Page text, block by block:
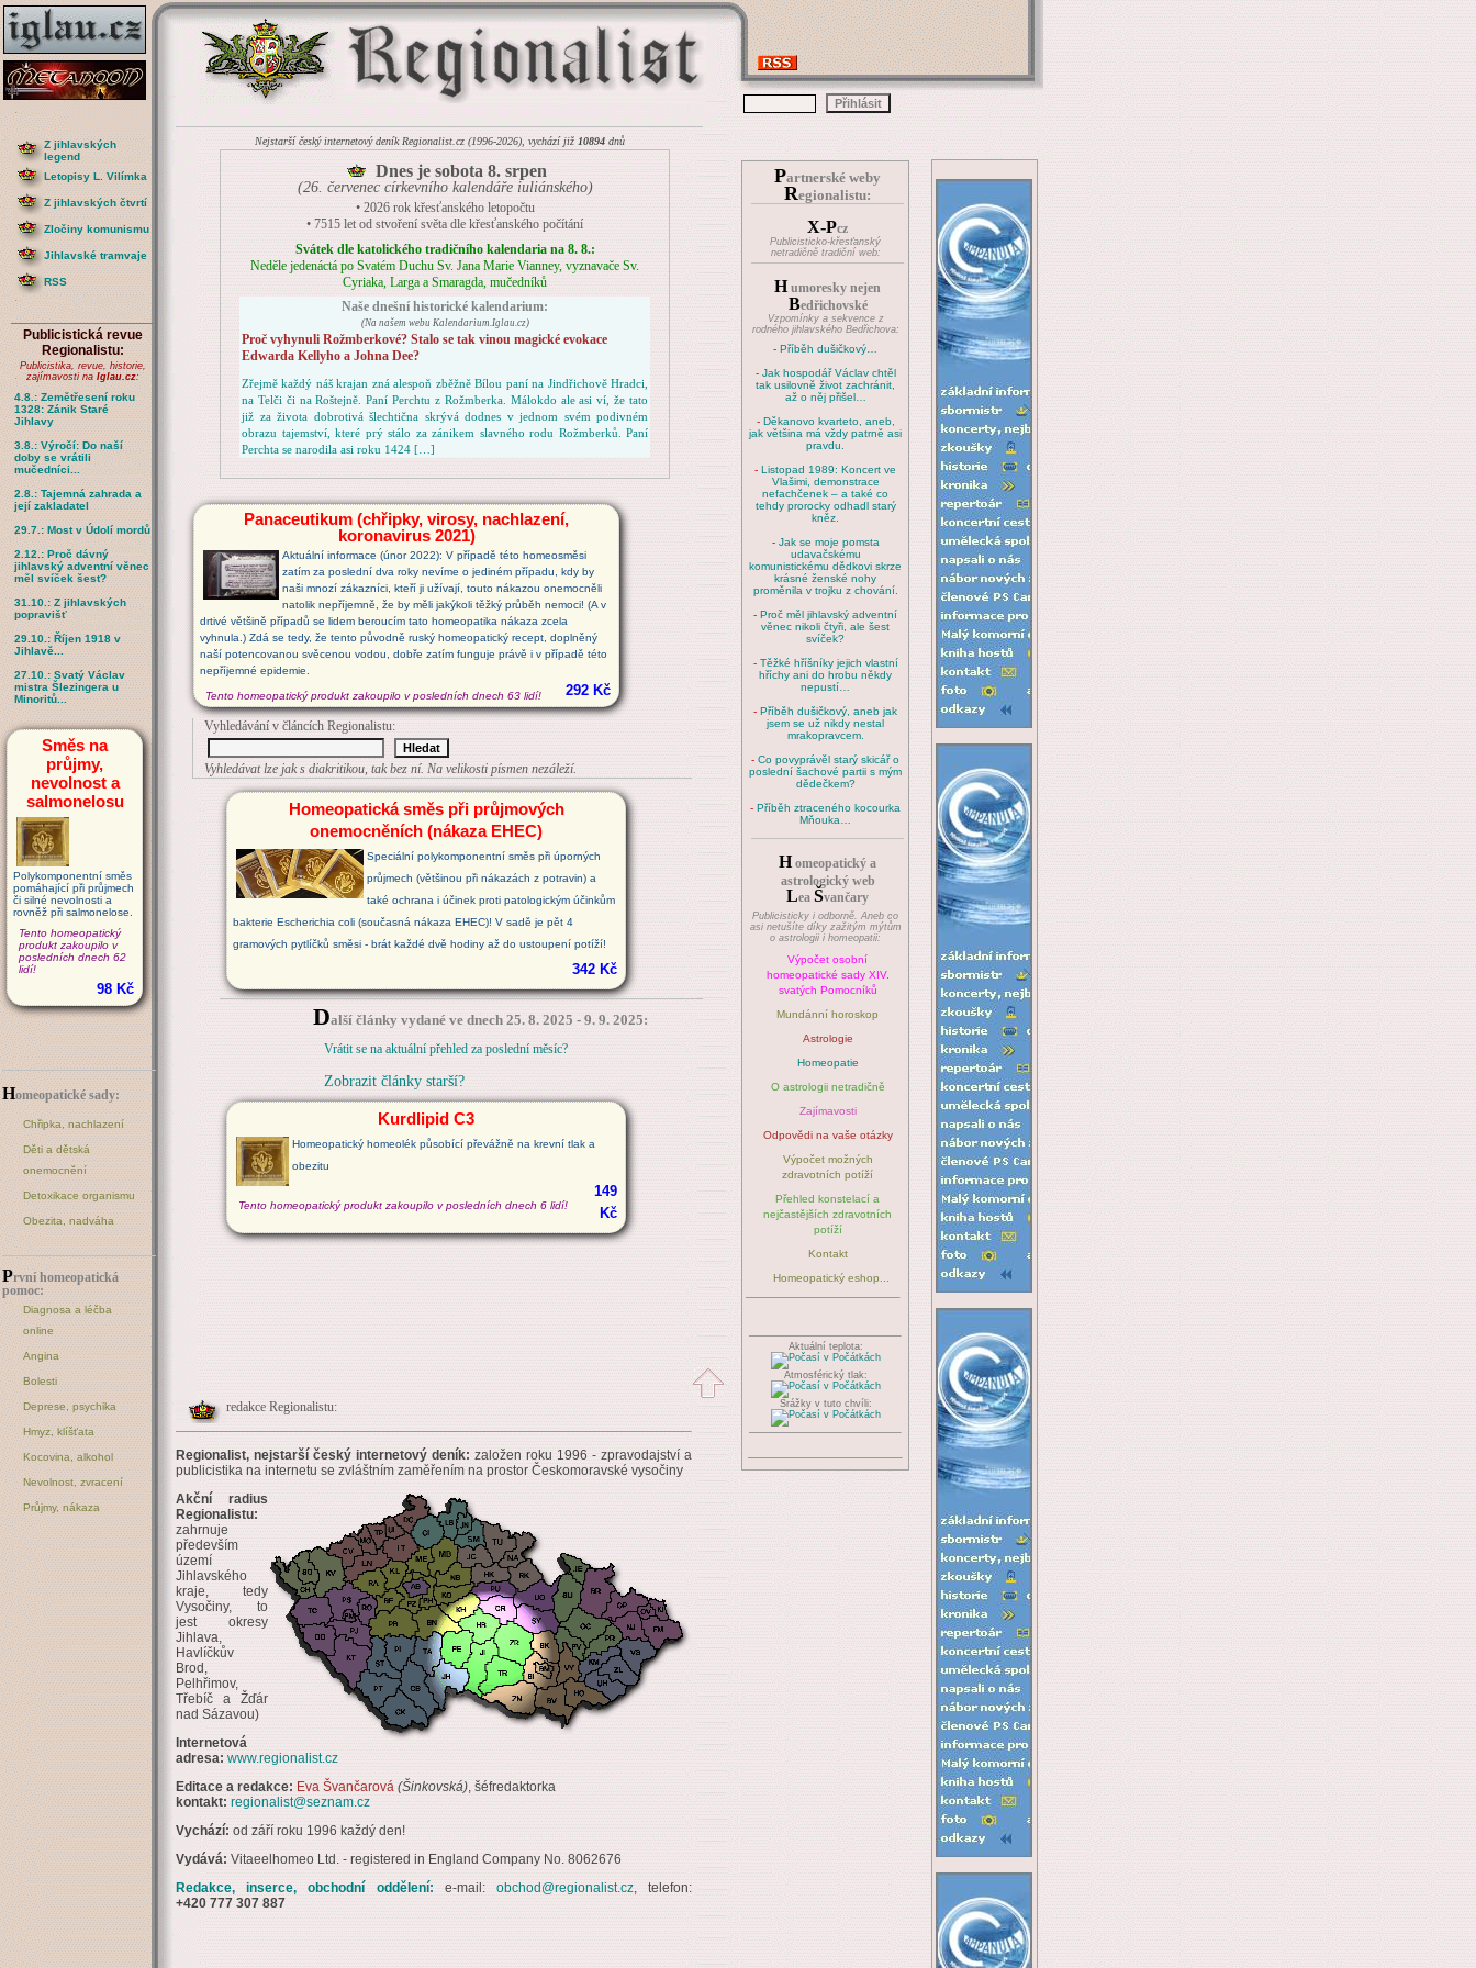
Nejstarší český internetový deník Regionalist.cz (1996-2026), vychází již 10894dnů
Dnes je sobota 8. srpen
(26. červenec církevního kalendáře iuliánského)
• 2026 rok křesťanského letopočtu
• 7515 let od stvoření světa dle křesťanského počítání
Svátek dle katolického tradičního kalendaria na 8. 8.:
Neděle jedenáctá po Svatém Duchu Sv. Jana Marie Vianney, vyznavače Sv.
Cyriaka, Larga a Smaragda, mučedníků
Naše dnešní historické kalendarium:
(Na našem webu Kalendarium.Iglau.cz)
Proč vyhynuli Rožmberkové? Stalo se tak vinou magické evokace
Edwarda Kellyho a Johna Dee?
Zřejmě každý náš krajan zná alespoň zběžně Bílou paní na Jindřichově Hradci,
na Telči či na Roštejně. Paní Perchtu z Rožmberka. Málokdo ale asi ví, že tato
již za života dobrotivá šlechtična skrývá dodnes v jednom svém podivném
obrazu tajemství, které prý stálo za zánikem slavného rodu Rožmberků. Paní
Perchta se narodila asi roku 1424 […]
Panaceutikum (chřipky, virosy, nachlazení,
koronavirus 2021)
Aktuální informace (únor 2022): V případě této homeosměsi
zatím za poslední dva roky nevíme o jediném případu, kdy by
naši mnozí zákazníci, kteří ji užívají, touto nákazou onemocněli
natolik nepříjemně, že by měli jakýkoli těžký průběh nemoci! (A v
drtivé většině případů se lidem beroucím tato homeopatika nákaza zcela
vyhnula.) Zdá se tedy, že tento původně ruský homeopatický recept, doplněný
naší potencovanou svěcenou vodou, dobře zatím funguje právě i v případě této
nepříjemné epidemie.
Tento homeopatický produkt zakoupilo v posledních dnech 63 lidí! 292 Kč
Vyhledávání v článcích Regionalistu:
Vyhledávat lze jak s diakritikou, tak bez ní. Na velikosti písmen nezáleží.
Homeopatická směs při průjmových
onemocněních (nákaza EHEC)
Speciální polykomponentní směs při úporných
průjmech (většinou při nákazách z potravin) a
také ochrana i účinek proti patologickým účinkům
bakterie Escherichia coli (současná nákaza EHEC)! V sadě je pět 4
gramových pytlíčků směsi - brát každé dvě hodiny až do ustoupení potíží!
342 Kč
Další články vydané ve dnech 25. 8. 2025 - 9. 9. 2025:
Vrátit se na aktuální přehled za poslední měsíc?
Zobrazit články starší?
Kurdlipid C3
Homeopatický homeolék působící převážně na krevní tlak a
obezitu
Tento homeopatický produkt zakoupilo v posledních dnech 6 lidí!
149
Kč
redakce Regionalistu:
Regionalist, nejstarší český internetový deník: založen roku 1996 - zpravodajství a
publicistika na internetu se zvláštním zaměřením na prostor Českomoravské vysočiny
Akční radius
Regionalistu:
zahrnuje
především
území
Jihlavského
kraje, tedy
Vysočiny, to
jest okresy
Jihlava,
Havlíčkův
Brod,
Pelhřimov,
Třebíč a Žďár
nad Sázavou)
Internetová
adresa: www.regionalist.cz
Editace a redakce: Eva Švančarová (Šinkovská) , šéfredaktorka
kontakt: regionalist@seznam.cz
Vychází: od září roku 1996 každý den!
Vydává: Vitaeelhomeo Ltd. - registered in England Company No. 8062676
Redakce, inserce, obchodní oddělení: e-mail: obchod@regionalist.cz, telefon:
+420 777 307 887
Z jihlavských
legend
Letopisy L. Vilímka
Z jihlavských čtvrtí
Zločiny komunismu
Jihlavské tramvaje
RSS
Publicistická revue
Regionalistu:
Publicistika, revue, historie,
zajímavosti na Iglau.cz:
4.8.: Zemětřesení roku
1328: Zánik Staré
Jihlavy
3.8.: Výročí: Do naší
doby se vrátili
mučedníci...
2.8.: Tajemná zahrada a
její zakladatel
29.7.: Most v Údolí mordů
2.12.: Proč dávný
jihlavský adventní věnec
měl svíček šest?
31.10.: Z jihlavských
popravišť
29.10.: Říjen 1918 v
Jihlavě...
27.10.: Svatý Václav
mistra Šlezingera u
Minoritů...
Směs na
průjmy,
nevolnost a
salmonelosu
Polykomponentní směs
pomáhající při průjmech
či silné nevolnosti a
rovněž při salmonelose.
Tento homeopatický
produkt zakoupilo v
posledních dnech 62
lidí!
98 Kč
Homeopatické sady:
Chřipka, nachlazení
Děti a dětská
onemocnění
Detoxikace organismu
Obezita, nadváha
První homeopatická
pomoc:
Diagnosa a léčba
online
Angina
Bolesti
Deprese, psychika
Hmyz, klíšťata
Kocovina, alkohol
Nevolnost, zvracení
Průjmy, nákaza
Partnerské weby
Regionalistu:
X-Pcz
Publicisticko-křesťanský
netradičně tradiční web:
H umoresky nejen
Bedřichovské
Vzpomínky a sekvence z
rodného jihlavského Bedřichova:
- Příběh dušičkový…
- Jak hospodář Václav chtěl
tak usilovně život zachránit,
až o něj přišel…
- Děkanovo kvarteto, aneb,
jak většina má vždy patrně asi
pravdu.
- Listopad 1989: Koncert ve
Vlašimi, demonstrace
nefachčenek – a také co
tehdy prorocky odhadl starý
kněz.
- Jak se moje pomsta
udavačskému
komunistickému dědkovi skrze
krásné ženské nohy
proměnila v trojku z chování.
- Proč měl jihlavský adventní
věnec nikoli čtyři, ale šest
svíček?
- Těžké hříšníky jejich vlastní
hříchy ani do hrobu někdy
nepustí…
- Příběh dušičkový, aneb jak
jsem se už nikdy nestal
mrakopravcem.
- Co povyprávěl starý skicář o
poslední šachové partii s mým
dědečkem?
- Příběh ztraceného kocourka
Mňouka…
H omeopatický a
astrologický web
Lea Švančary
Publicisticky i odborně. Aneb co
asi netušíte díky zažitým mýtům
o astrologii i homeopatii:
Výpočet osobní
homeopatické sady XIV.
svatých Pomocníků
Mundánní horoskop
Astrologie
Homeopatie
O astrologii netradičně
Zajímavosti
Odpovědi na vaše otázky
Výpočet možných
zdravotních potíží
Přehled konstelací a
nejčastějších zdravotních
potíží
Kontakt
Homeopatický eshop...
Aktuální teplota:
Atmosférický tlak:
Srážky v tuto chvíli: